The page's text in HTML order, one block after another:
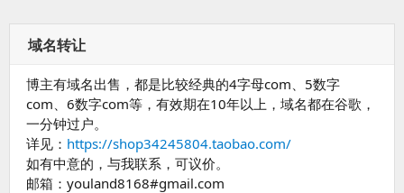
域名转让
博主有域名出售，都是比较经典的4字母com、5数字
com、6数字com等，有效期在10年以上，域名都在谷歌，
一分钟过户。
详见： https://shop34245804.taobao.com/
如有中意的，与我联系，可议价。
邮箱：youland8168#gmail.com